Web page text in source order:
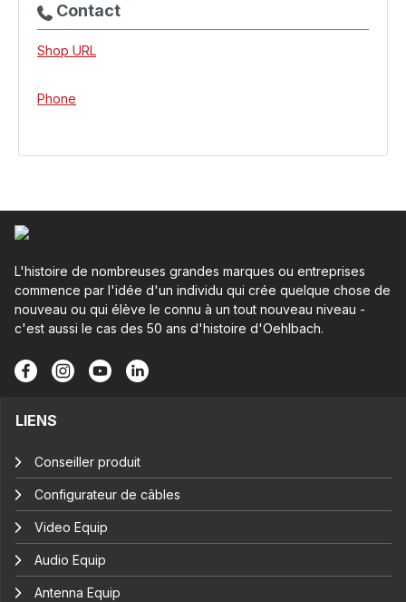
Contact
Shop URL
Phone
L'histoire de nombreuses grandes marques ou entreprises
commence par l'idée d'un individu qui crée quelque chose de
nouveau ou qui élève le connu à un tout nouveau niveau -
c'est aussi le cas des 50 ans d'histoire d'Oehlbach.
LIENS
Conseiller produit
Configurateur de câbles
Video Equip
Audio Equip
Antenna Equip